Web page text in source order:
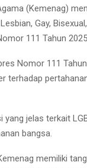
(Kemenag)
Gay,
111 Tahun
Nomor 111
terhadap
jelas terkait
bangsa.
memiliki